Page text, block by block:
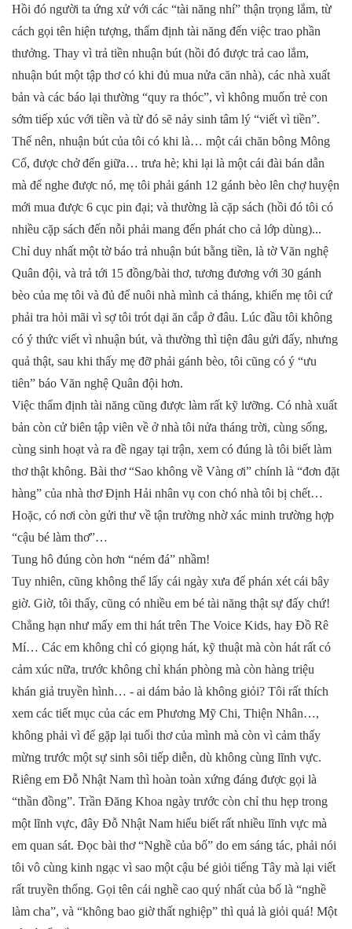
Hồi đó người ta ứng xử với các “tài năng nhí” thận trọng lắm, từ
cách gọi tên hiện tượng, thẩm định tài năng đến việc trao phần
thưởng. Thay vì trả tiền nhuận bút (hồi đó được trả cao lắm,
nhuận bút một tập thơ có khi đủ mua nửa căn nhà), các nhà xuất
bản và các báo lại thường “quy ra thóc”, vì không muốn trẻ con
sớm tiếp xúc với tiền và từ đó sẽ nảy sinh tâm lý “viết vì tiền”.
Thế nên, nhuận bút của tôi có khi là… một cái chăn bông Mông
Cổ, được chở đến giữa… trưa hè; khi lại là một cái đài bán dẫn
mà để nghe được nó, mẹ tôi phải gánh 12 gánh bèo lên chợ huyện
mới mua được 6 cục pin đại; và thường là cặp sách (hồi đó tôi có
nhiều cặp sách đến nỗi phải mang đến phát cho cả lớp dùng)...
Chỉ duy nhất một tờ báo trả nhuận bút bằng tiền, là tờ Văn nghệ
Quân đội, và trả tới 15 đồng/bài thơ, tương đương với 30 gánh
bèo của mẹ tôi và đủ để nuôi nhà mình cả tháng, khiến mẹ tôi cứ
phải tra hỏi mãi vì sợ tôi trót dại ăn cắp ở đâu. Lúc đầu tôi không
có ý thức viết vì nhuận bút, và thường thì tiện đâu gửi đấy, nhưng
quả thật, sau khi thấy mẹ đỡ phải gánh bèo, tôi cũng có ý “ưu
tiên” báo Văn nghệ Quân đội hơn.
Việc thẩm định tài năng cũng được làm rất kỹ lưỡng. Có nhà xuất
bản còn cử biên tập viên về ở nhà tôi nửa tháng trời, cùng sống,
cùng sinh hoạt và ra đề ngay tại trận, xem có đúng là tôi biết làm
thơ thật không. Bài thơ “Sao không về Vàng ơi” chính là “đơn đặt
hàng” của nhà thơ Định Hải nhân vụ con chó nhà tôi bị chết…
Hoặc, có nơi còn gửi thư về tận trường nhờ xác minh trường hợp
“cậu bé làm thơ”…
Tung hô đúng còn hơn “ném đá” nhầm!
Tuy nhiên, cũng không thể lấy cái ngày xưa để phán xét cái bây
giờ. Giờ, tôi thấy, cũng có nhiều em bé tài năng thật sự đấy chứ!
Chẳng hạn như mấy em thi hát trên The Voice Kids, hay Đồ Rê
Mí… Các em không chỉ có giọng hát, kỹ thuật mà còn hát rất có
cảm xúc nữa, trước không chỉ khán phòng mà còn hàng triệu
khán giả truyền hình… - ai dám bảo là không giỏi? Tôi rất thích
xem các tiết mục của các em Phương Mỹ Chi, Thiện Nhân…,
không phải vì để gặp lại tuổi thơ của mình mà còn vì cảm thấy
mừng trước một sự sinh sôi tiếp diễn, dù không cùng lĩnh vực.
Riêng em Đỗ Nhật Nam thì hoàn toàn xứng đáng được gọi là
“thần đồng”. Trần Đăng Khoa ngày trước còn chỉ thu hẹp trong
một lĩnh vực, đây Đỗ Nhật Nam hiểu biết rất nhiều lĩnh vực mà
em quan sát. Đọc bài thơ “Nghề của bố” do em sáng tác, phải nói
tôi vô cùng kinh ngạc vì sao một cậu bé giỏi tiếng Tây mà lại viết
rất truyền thống. Gọi tên cái nghề cao quý nhất của bố là “nghề
làm cha”, và “không bao giờ thất nghiệp” thì quả là giỏi quá! Một